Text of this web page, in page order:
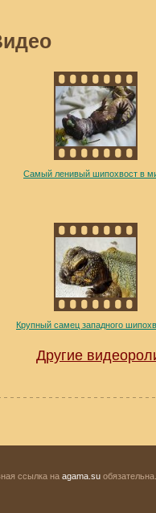
Самый ленивый шипохвост в
Крупный самец западного
Другие
ссылка на agama.su обязательна.